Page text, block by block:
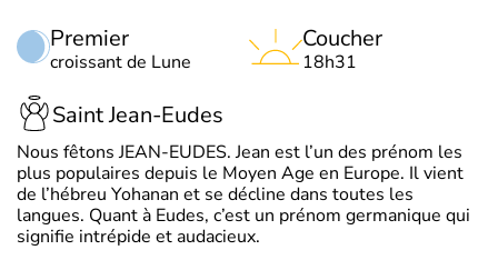
Premier
croissant de Lune
Coucher
18h31
Saint Jean-Eudes
Nous fêtons JEAN-EUDES. Jean est l’un des prénom les
plus populaires depuis le Moyen Age en Europe. Il vient
de l’hébreu Yohanan et se décline dans toutes les
langues. Quant à Eudes, c’est un prénom germanique qui
signifie intrépide et audacieux.